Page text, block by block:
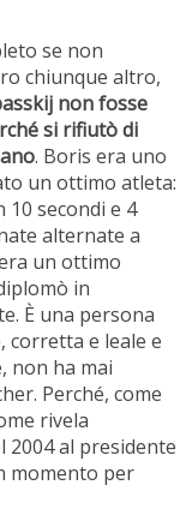
se non
chiunque altro,
non fosse
si rifiutò di
. Boris era uno
un ottimo atleta:
10 secondi e 4
alternate a
un ottimo
in
È una persona
corretta e leale e
non ha mai
Perché, come
rivela
al presidente
momento per